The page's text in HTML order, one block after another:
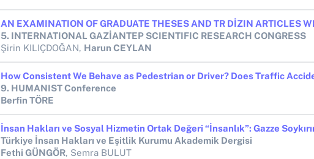
5. INTERNATIONAL GAZİANTEP SCIENTIFIC RESEARCH CONGRESS
Şirin KILIÇDOĞAN, Harun CEYLAN
9. HUMANIST Conference
Berfin TÖRE
Türkiye İnsan Hakları ve Eşitlik Kurumu Akademik Dergisi
Fethi GÜNGÖR, Semra BULUT